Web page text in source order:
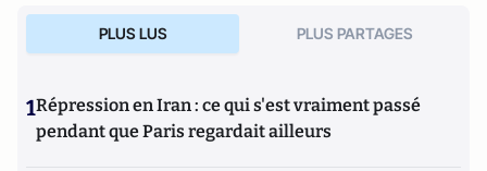
PLUS LUS PLUS PARTAGES
1Répression en Iran : ce qui s'est vraiment passé
pendant que Paris regardait ailleurs